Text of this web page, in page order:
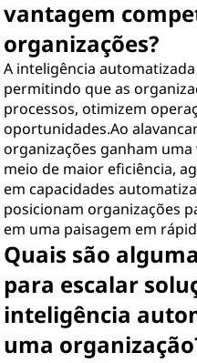
vantagem
organizações?
A inteligência
permitindo que as
processos, otimizem
oportunidades.Ao
organizações ganham
meio de maior eficiência,
em capacidades
posicionam organizações
em uma paisagem em
Quais são
para escalar
inteligência
uma